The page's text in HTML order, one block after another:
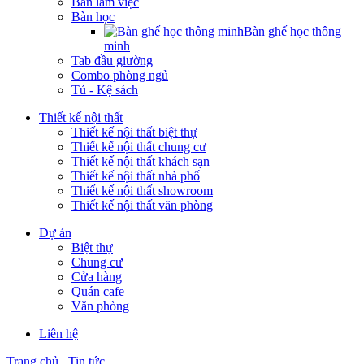
Bàn học
Bàn ghế học thông
minh
Tab đầu giường
Combo phòng ngủ
Tủ - Kệ sách
Thiết kế nội thất
Thiết kế nội thất biệt thự
Thiết kế nội thất chung cư
Thiết kế nội thất khách sạn
Thiết kế nội thất nhà phố
Thiết kế nội thất showroom
Thiết kế nội thất văn phòng
Dự án
Biệt thự
Chung cư
Cửa hàng
Quán cafe
Văn phòng
Liên hệ